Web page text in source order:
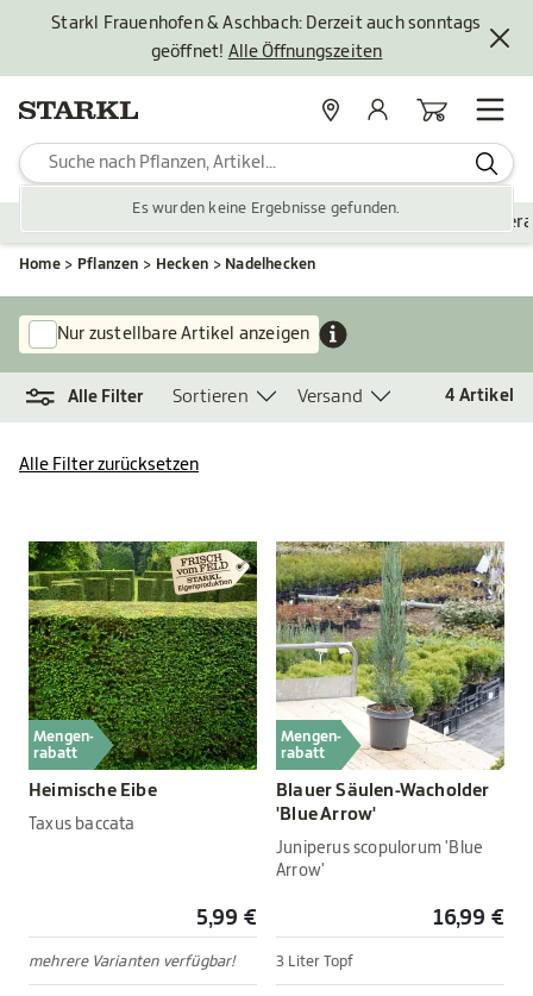
Starkl Frauenhofen & Aschbach: Derzeit auch sonntags
geöffnet! Alle Öffnungszeiten
Es wurden keine Ergebnisse gefunden.
StandorteMein KontoWarenkorb
Zubehör Gartengestaltung
Home Pflanzen Hecken Nadelhecken
Nur zustellbare Artikel anzeigen
Alle Filter Sortieren Versand 4 Artikel
Alle Filter zurücksetzen
Mengen-
rabatt
Heimische Eibe
Taxus baccata
5,99 €
mehrere Varianten verfügbar!
Mengen-
rabatt
Blauer Säulen-Wacholder
'Blue Arrow'
Juniperus scopulorum 'Blue
Arrow'
16,99 €
3 Liter Topf